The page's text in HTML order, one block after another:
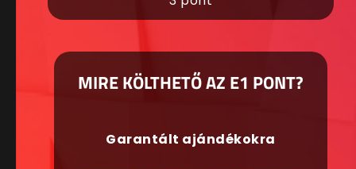
MIRE KÖLTHETŐ AZ E1 PONT?
Garantált ajándékokra